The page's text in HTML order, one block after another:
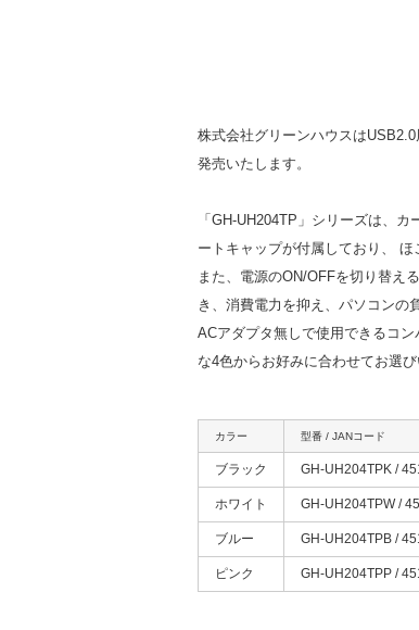
株式会社グリーンハウスは
発売いたします。
「GH-UH204TP」シリーズは、
ートキャップが付属しており、 ほ
また、電源のON/OFFを切り替え
き、消費電力を抑え、パソコンの
ACアダプタ無しで使用できるコ
な4色からお好みに合わせてお選び
カラー 型番 / JANコード
ブラック GH-UH204TPK /
ホワイト GH-UH204TPW /
ブルー GH-UH204TPB /
ピンク GH-UH204TPP /